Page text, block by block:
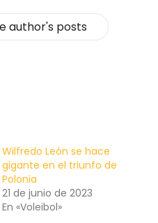
author's posts
Wilfredo León se hace
gigante en el triunfo de
Polonia
21 de junio de 2023
En «Voleibol»